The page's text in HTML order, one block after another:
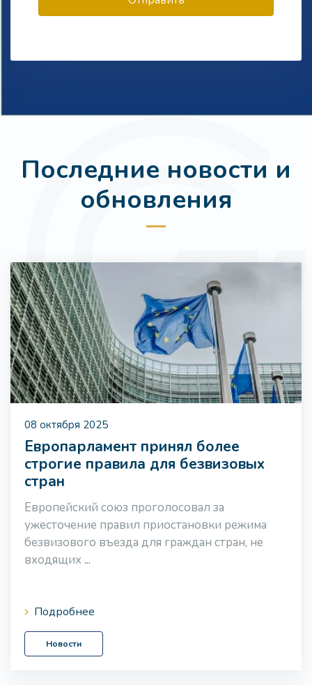
Последние новости и
обновления
08 октября 2025
Европарламент принял более
строгие правила для безвизовых
стран
Европейский союз проголосовал за
ужесточение правил приостановки режима
безвизового въезда для граждан стран, не
входящих ...
Подробнее
Новости